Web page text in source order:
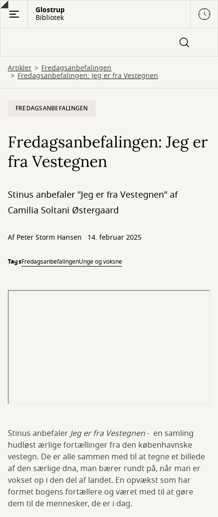
Gå
hovedindhold
Glostrup
Bibliotek
Artikler Fredagsanbefalingen
Fredagsanbefalingen: Jeg er fra Vestegnen
FREDAGSANBEFALINGEN
Fredagsanbefalingen: Jeg er
fra Vestegnen
Stinus anbefaler "Jeg er fra Vestegnen" af
Camilia Soltani Østergaard
AfPeter Storm Hansen 14. februar 2025
TagsFredagsanbefalingenUnge og voksne
Stinus anbefalerJeg er fra Vestegnen- en samling
hudløst ærlige fortællinger fra den københavnske
vestegn. De er alle sammen med til at tegne et billede
af den særlige dna, man bærer rundt på, når man er
vokset op i den del af landet. En opvækst som har
formet bogens fortællere og været med til at gøre
dem til de mennesker, de er i dag.